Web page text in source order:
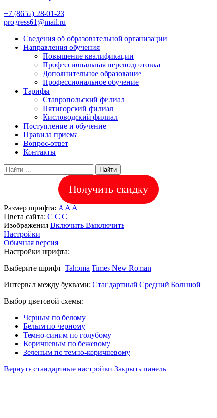
+7 (8652) 28-01-23
progress61@mail.ru
Сведения об образовательной организации
Направления обучения
Повышение квалификации
Профессиональная переподготовка
Дополнительное образование
Профессиональное обучение
Тарифы
Ставропольский филиал
Пятигорский филиал
Кисловодский филиал
Поступление и обучение
Правила приема
Вопрос-ответ
Контакты
Найти
Получить скидку
Размер шрифта: A A A
Цвета сайта: С С С
Изображения Включить Выключить
Настройки
Обычная версия
Настройки шрифта:
Выберите шрифт: Tahoma Times New Roman
Интервал между буквами: Стандартный Средний Большой
Выбор цветовой схемы:
Черным по белому
Белым по черному
Темно-синим по голубому
Коричневым по бежевому
Зеленым по темно-коричневому
Вернуть стандартные настройки Закрыть панель